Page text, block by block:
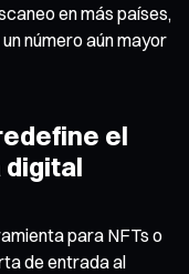
en más países,
número aún mayor
el
digital
para NFTs o
de entrada al